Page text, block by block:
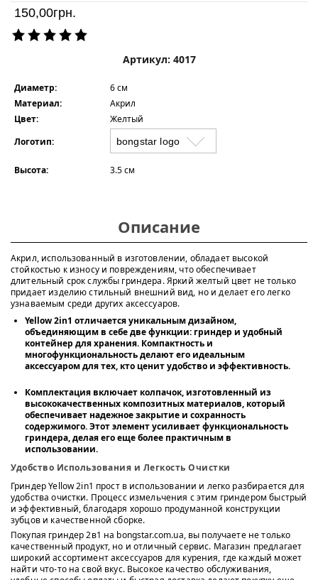
150,00грн.
Артикул: 4017
Диаметр:
6 см
Материал:
Акрил
Цвет:
Желтый
Логотип:
Высота: 3.5 см
Описание
Акрил, использованный в изготовлении, обладает высокой
стойкостью к износу и повреждениям, что обеспечивает
длительный срок службы гриндера. Яркий желтый цвет не только
придает изделию стильный внешний вид, но и делает его легко
узнаваемым среди других аксессуаров.
Yellow 2in1 отличается уникальным дизайном,
объединяющим в себе две функции: гриндер и удобный
контейнер для хранения. Компактность и
многофункциональность делают его идеальным
аксессуаром для тех, кто ценит удобство и эффективность.
Комплектация включает колпачок, изготовленный из
высококачественных композитных материалов, который
обеспечивает надежное закрытие и сохранность
содержимого. Этот элемент усиливает функциональность
гриндера, делая его еще более практичным в
использовании.
Удобство Использования и Легкость Очистки
Гриндер Yellow 2in1 прост в использовании и легко разбирается для
удобства очистки. Процесс измельчения с этим гриндером быстрый
и эффективный, благодаря хорошо продуманной конструкции
зубцов и качественной сборке.
Покупая гриндер 2в1 на bongstar.com.ua, вы получаете не только
качественный продукт, но и отличный сервис. Магазин предлагает
широкий ассортимент аксессуаров для курения, где каждый может
найти что-то на свой вкус. Высокое качество обслуживания,